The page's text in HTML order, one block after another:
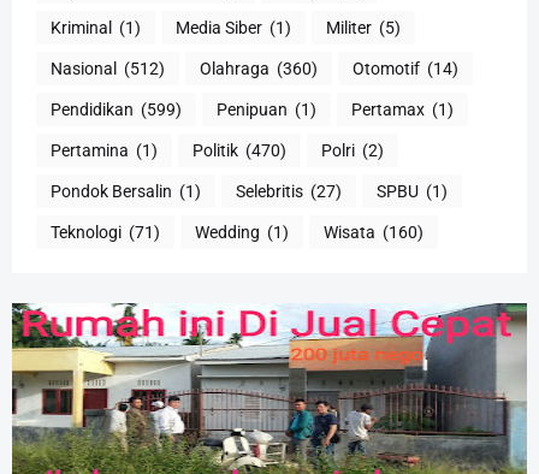
Kriminal (1) Media Siber (1) Militer (5)
Nasional (512) Olahraga (360) Otomotif (14)
Pendidikan (599) Penipuan (1) Pertamax (1)
Pertamina (1) Politik (470) Polri (2)
Pondok Bersalin (1) Selebritis (27) SPBU (1)
Teknologi (71) Wedding (1) Wisata (160)